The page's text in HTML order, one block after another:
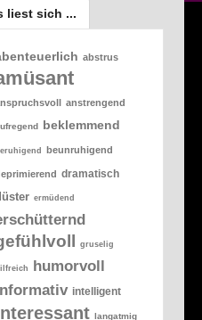
liest sich ...
abstrus
anstrengend
beklemmend
beunruhigend
dramatisch
ermüdend
gruselig
humorvoll
intelligent
langatmig